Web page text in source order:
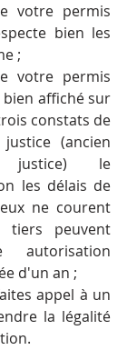
votre permis
bien les
;
votre permis
affiché sur
constats de
(ancien
justice) le
les délais de
ne courent
tiers peuvent
autorisation
d'un an ;
appel à un
la légalité